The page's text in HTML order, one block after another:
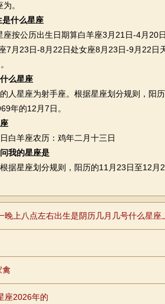
。
是什么星座
公历出生日期算白羊座3月21日-4月20
7月23日-8月22日处女座8月23日-9月22日
么星座
星座为射手座。根据星座划分规则，阳历
年的12月7日。
羊座农历：鸡年二月十三日
我的星座是
星座划分规则，阳历的11月23日至12月
晚上八点左右出生是阴历几月几号什么星座
禽
座2026年的